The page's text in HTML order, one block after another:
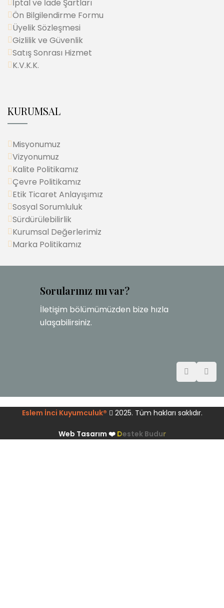
İptal ve İade Şartları
Ön Bilgilendirme Formu
Üyelik Sözleşmesi
Gizlilik ve Güvenlik
Satış Sonrası Hizmet
K.V.K.K.
KURUMSAL
Misyonumuz
Vizyonumuz
Kalite Politikamız
Çevre Politikamız
Etik Ticaret Anlayışımız
Sosyal Sorumluluk
Sürdürülebilirlik
Kurumsal Değerlerimiz
Marka Politikamız
Sorularınız mı var?
İletişim bölümümüzden bize hızla
ulaşabilirsiniz.
Eslem İnci Kuyumculuk® 2025. Tüm hakları saklıdır.
Web Tasarım ❤️ Destek Budur